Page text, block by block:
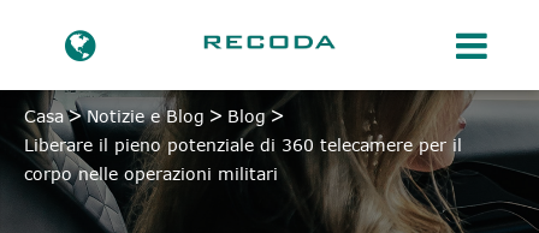
Casa Notizie e Blog
Blog
Liberare il pieno potenziale di 360 telecamere per il
corpo nelle operazioni militari